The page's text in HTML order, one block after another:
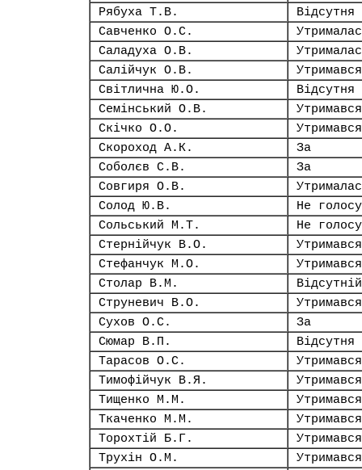
Рябуха Т.В.
Відсутня
Савченко О.С.
Саладуха О.В.
Салійчук О.В.
Утримався
Світлична Ю.О.
Відсутня
Семінський О.В.
Утримався
Скічко О.О.
Утримався
Скороход А.К.
За
Соболєв С.В.
За
Совгиря О.В.
Солод Ю.В.
Не
Сольський М.Т.
Не
Стернійчук В.О.
Утримався
Стефанчук М.О.
Утримався
Столар В.М.
Відсутній
Струневич В.О.
Утримався
Сухов О.С.
За
Сюмар В.П.
Відсутня
Тарасов О.С.
Утримався
Тимофійчук В.Я.
Утримався
Тищенко М.М.
Утримався
Ткаченко М.М.
Утримався
Торохтій Б.Г.
Утримався
Трухін О.М.
Утримався